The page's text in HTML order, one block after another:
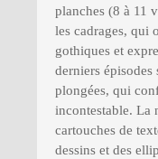
planches (8 à 11
les cadrages, qui
gothiques et
derniers
plongées, qui
incontestable. La
cartouches de
dessins et des